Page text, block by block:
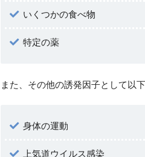
いくつかの食べ物
特定の薬
また、その他の誘発因子として以
身体の運動
上気道ウイルス感染